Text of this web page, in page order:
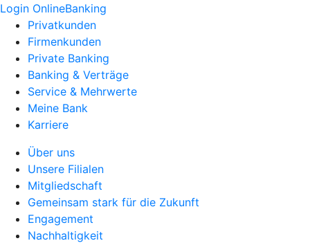
Login OnlineBanking
Privatkunden
Firmenkunden
Private Banking
Banking & Verträge
Service & Mehrwerte
Meine Bank
Karriere
Über uns
Unsere Filialen
Mitgliedschaft
Gemeinsam stark für die Zukunft
Engagement
Nachhaltigkeit